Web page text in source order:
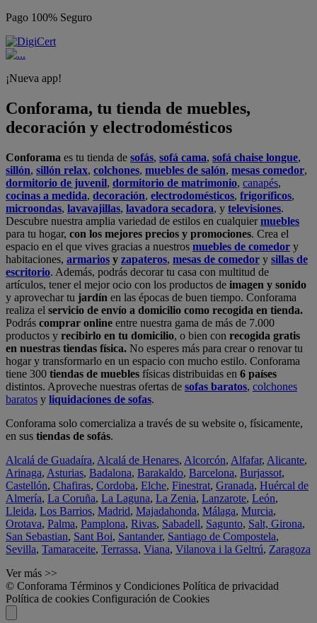
Pago 100% Seguro
¡Nueva app!
Conforama, tu tienda de muebles,
decoración y electrodomésticos
Conforama es tu tienda de sofás, sofá cama, sofá chaise longue,
sillón, sillón relax, colchones, muebles de salón, mesas comedor,
dormitorio de juvenil, dormitorio de matrimonio, canapés,
cocinas a medida, decoración, electrodomésticos, frigoríficos,
microondas, lavavajillas, lavadora secadora, y televisiones.
Descubre nuestra amplia variedad de estilos en cualquiermuebles
para tu hogar, con los mejores precios y promociones. Crea el
espacio en el que vives gracias a nuestros muebles de comedor y
habitaciones, armarios y zapateros, mesas de comedor y sillas de
escritorio. Además, podrás decorar tu casa con multitud de
artículos, tener el mejor ocio con los productos de imagen y sonido
y aprovechar tu jardín en las épocas de buen tiempo. Conforama
realiza el servicio de envío a domicilio como recogida en tienda.
Podrás comprar online entre nuestra gama de más de 7.000
productos y recibirlo en tu domicilio, o bien con recogida gratis
en nuestras tiendas física. No esperes más para crear o renovar tu
hogar y transformarlo en un espacio con mucho estilo. Conforama
tiene 300 tiendas de muebles físicas distribuidas en 6 países
distintos. Aproveche nuestras ofertas de sofas baratos, colchones
baratos y liquidaciones de sofas.
Conforama solo comercializa a través de su website o, físicamente,
en sus tiendas de sofás.
Alcalá de Guadaíra, Alcalá de Henares, Alcorcón, Alfafar, Alicante,
Arinaga, Asturias, Badalona, Barakaldo, Barcelona, Burjassot,
Castellón, Chafiras, Cordoba, Elche, Finestrat, Granada, Huércal de
Almería, La Coruña, La Laguna, La Zenia, Lanzarote, León,
Lleida, Los Barrios, Madrid, Majadahonda, Málaga, Murcia,
Orotava, Palma, Pamplona, Rivas, Sabadell, Sagunto, Salt, Girona,
San Sebastian, Sant Boi, Santander, Santiago de Compostela,
Sevilla, Tamaraceite, Terrassa, Viana, Vilanova i la Geltrú, Zaragoza
Ver más >>
© Conforama Términos y Condiciones Política de privacidad
Política de cookies Configuración de Cookies